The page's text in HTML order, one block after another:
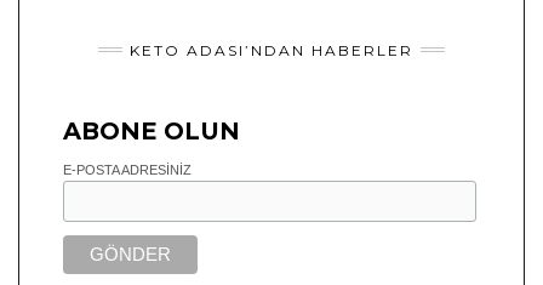
KETO ADASI’NDAN HABERLER
ABONE OLUN
E-POSTA ADRESINIZ